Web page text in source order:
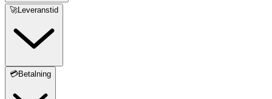
🚀Leveranstid
💳Betalning